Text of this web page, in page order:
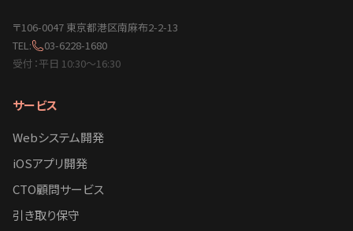
〒106-0047 東京都港区南麻布2-2-13
TEL:
03-6228-1680
受付：平日 10:30〜16:30
サービス
Webシステム開発
iOSアプリ開発
CTO顧問サービス
引き取り保守